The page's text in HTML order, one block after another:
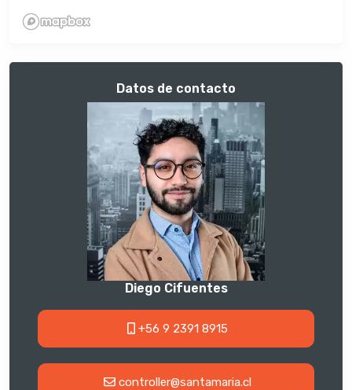
Datos de contacto
Diego Cifuentes
+56 9 2391 8915
controller@santamaria.cl